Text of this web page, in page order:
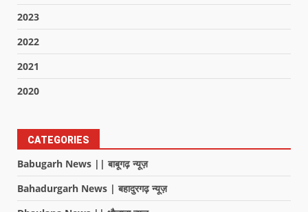
2023
2022
2021
2020
CATEGORIES
Babugarh News || बाबूगढ़ न्यूज़
Bahadurgarh News | बहादुरगढ़ न्यूज़